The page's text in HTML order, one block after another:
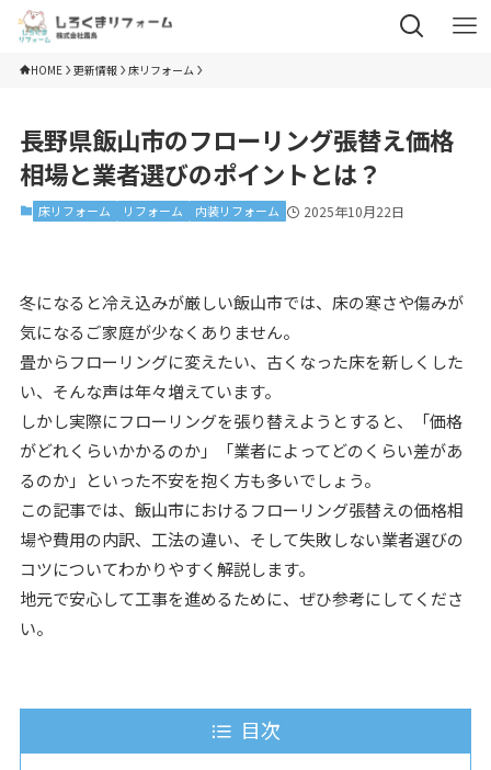
HOME 更新情報 床リフォーム
長野県飯山市のフローリング張替え価格
相場と業者選びのポイントとは？
床リフォーム リフォーム 内装リフォーム 2025年10月22日
冬になると冷え込みが厳しい飯山市では、床の寒さや傷みが
気になるご家庭が少なくありません。
畳からフローリングに変えたい、古くなった床を新しくした
い、そんな声は年々増えています。
しかし実際にフローリングを張り替えようとすると、「価格
がどれくらいかかるのか」「業者によってどのくらい差があ
るのか」といった不安を抱く方も多いでしょう。
この記事では、飯山市におけるフローリング張替えの価格相
場や費用の内訳、工法の違い、そして失敗しない業者選びの
コツについてわかりやすく解説します。
地元で安心して工事を進めるために、ぜひ参考にしてくださ
い。
目次